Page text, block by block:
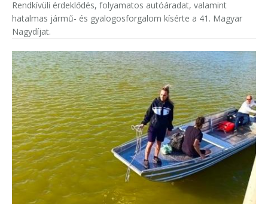
Rendkívüli érdeklődés, folyamatos autóáradat, valamint
hatalmas jármű- és gyalogosforgalom kísérte a 41. Magyar
Nagydíjat.